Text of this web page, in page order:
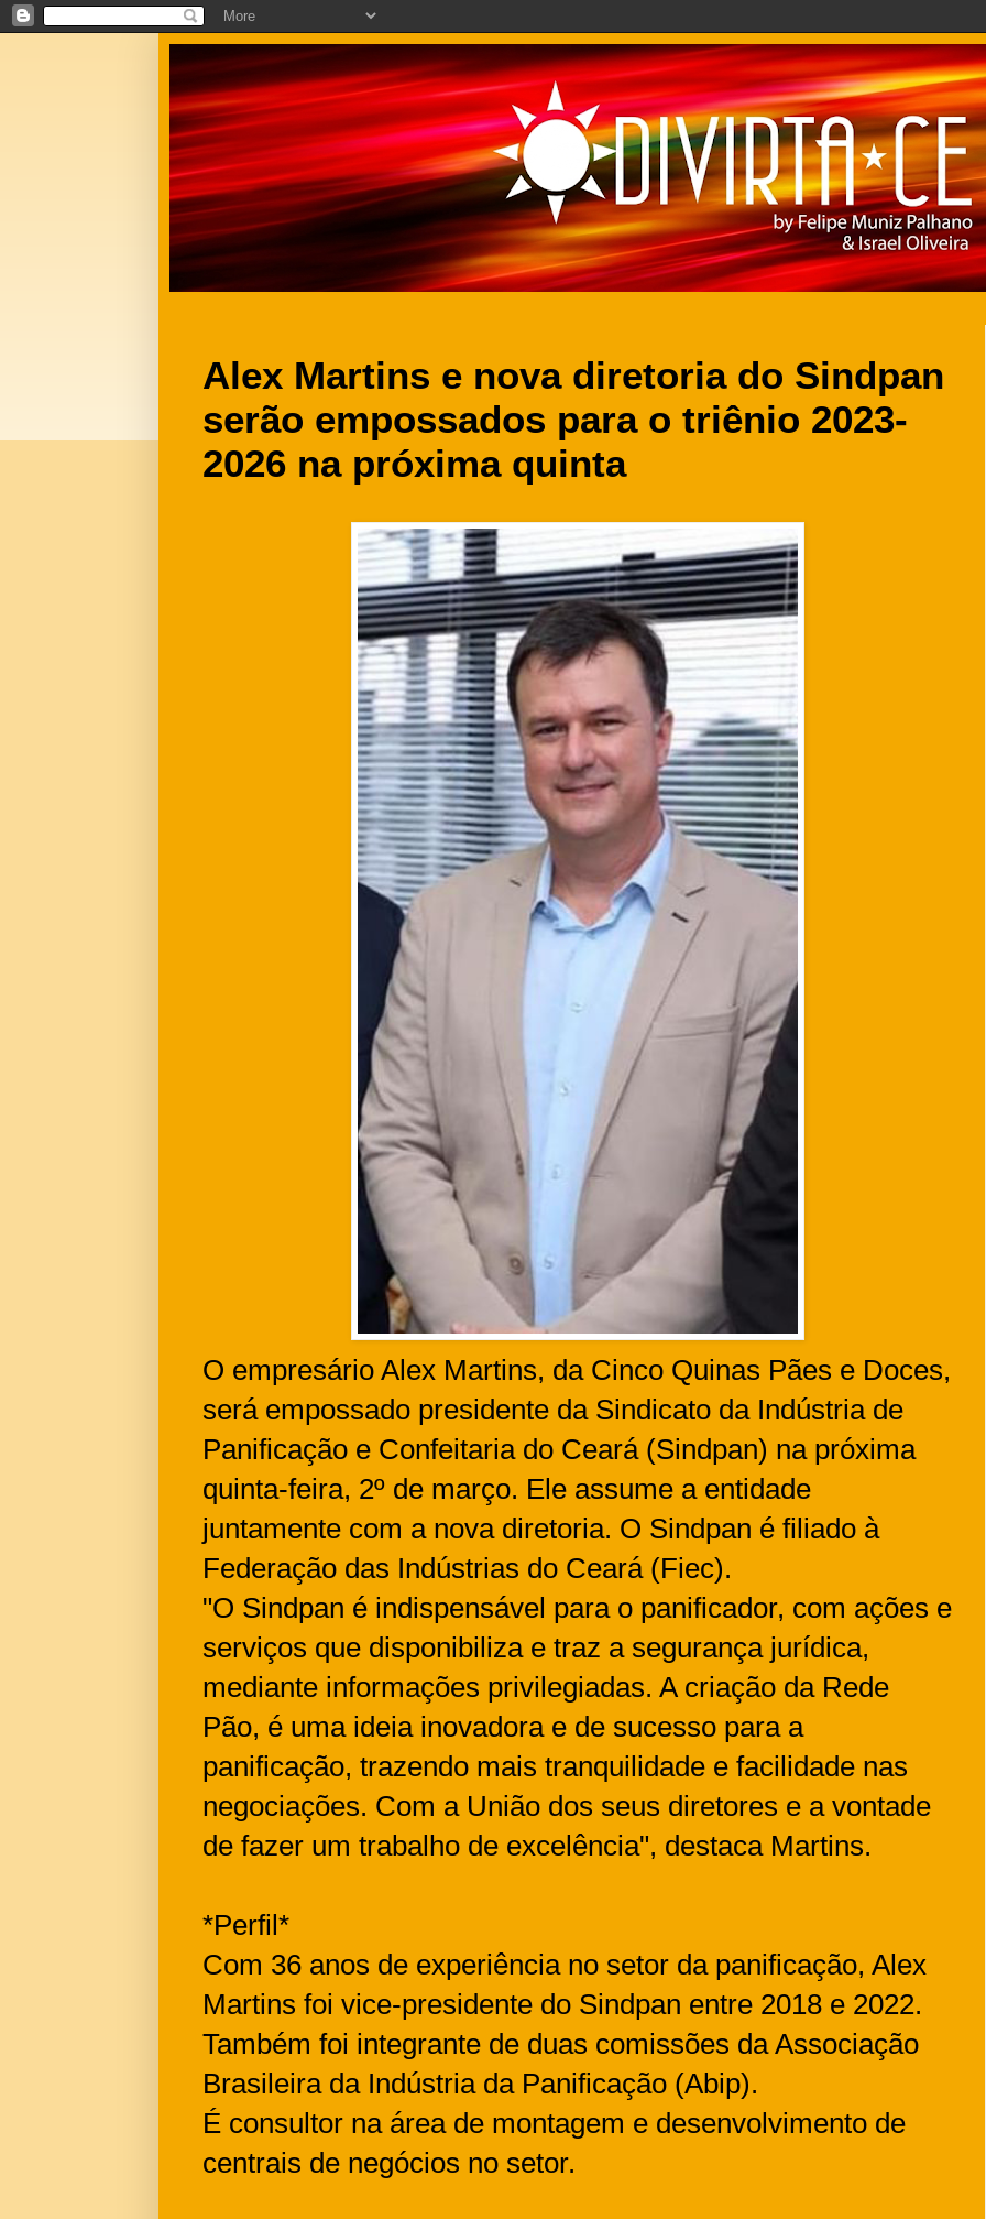
Alex Martins e nova diretoria do Sindpan
serão empossados para o triênio 2023-
2026 na próxima quinta
O empresário Alex Martins, da Cinco Quinas Pães e Doces,
será empossado presidente da Sindicato da Indústria de
Panificação e Confeitaria do Ceará (Sindpan) na próxima
quinta-feira, 2º de março. Ele assume a entidade
juntamente com a nova diretoria. O Sindpan é filiado à
Federação das Indústrias do Ceará (Fiec).
"O Sindpan é indispensável para o panificador, com ações e
serviços que disponibiliza e traz a segurança jurídica,
mediante informações privilegiadas. A criação da Rede
Pão, é uma ideia inovadora e de sucesso para a
panificação, trazendo mais tranquilidade e facilidade nas
negociações. Com a União dos seus diretores e a vontade
de fazer um trabalho de excelência", destaca Martins.
*Perfil*
Com 36 anos de experiência no setor da panificação, Alex
Martins foi vice-presidente do Sindpan entre 2018 e 2022.
Também foi integrante de duas comissões da Associação
Brasileira da Indústria da Panificação (Abip).
É consultor na área de montagem e desenvolvimento de
centrais de negócios no setor.